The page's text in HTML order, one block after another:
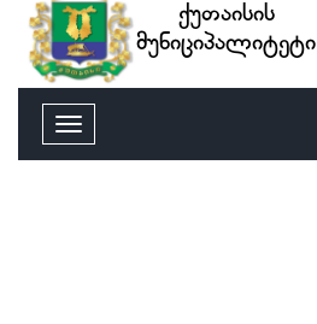
ქუთაისის
მუნიციპალიტეტი